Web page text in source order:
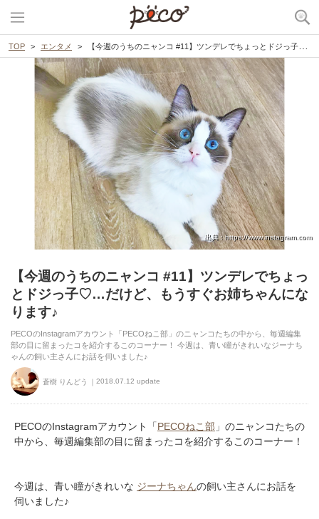
TOP エンタメ 【今週のうちのニャンコ #11】ツンデレでちょっとドジっ子♡…だけど、もうすぐお姉ちゃんになります♪
出典 : https://www.instagram.com
【今週のうちのニャンコ #11】ツンデレでちょっ
とドジっ子♡…だけど、もうすぐお姉ちゃんにな
ります♪
PECOのInstagramアカウント「PECOねこ部」のニャンコたちの中から、毎週編集
部の目に留まったコを紹介するこのコーナー！ 今週は、青い瞳がきれいなジーナち
ゃんの飼い主さんにお話を伺いました♪
蒼樹 りんどう 2018.07.12 update
PECOのInstagramアカウント「PECOねこ部 」のニャンコたちの
中から、毎週編集部の目に留まったコを紹介するこのコーナー！
今週は、青い瞳がきれいな ジーナちゃんの飼い主さんにお話を
伺いました♪